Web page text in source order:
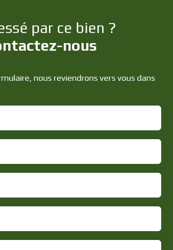
par ce bien ?
nous
nous reviendrons vers vous dans